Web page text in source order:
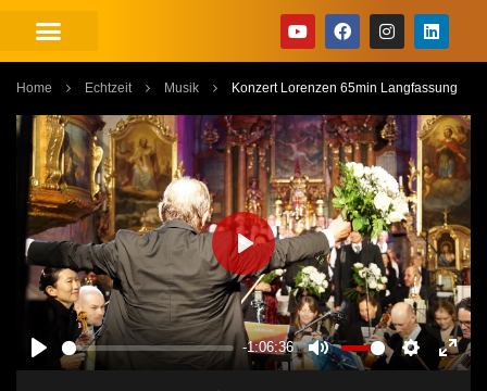
Home Echtzeit Musik Konzert Lorenzen 65min Langfassung
PLAY
-1:06:36
MUTE SETTINGS
PLAY